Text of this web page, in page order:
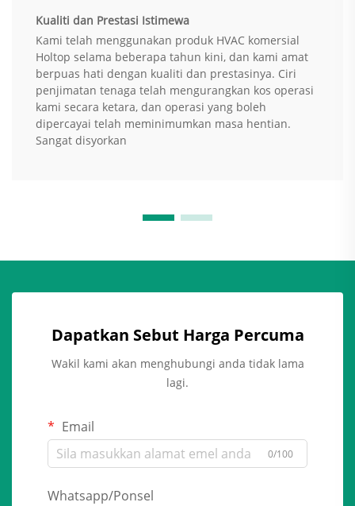
Kualiti dan Prestasi Istimewa
Kami telah menggunakan produk HVAC komersial
Holtop selama beberapa tahun kini, dan kami amat
berpuas hati dengan kualiti dan prestasinya. Ciri
penjimatan tenaga telah mengurangkan kos operasi
kami secara ketara, dan operasi yang boleh
dipercayai telah meminimumkan masa hentian.
Sangat disyorkan
Dapatkan Sebut Harga Percuma
Wakil kami akan menghubungi anda tidak lama
lagi.
Email
0/100
Whatsapp/Ponsel